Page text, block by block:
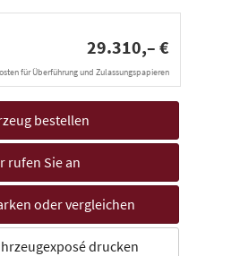
29.310,– €
für Überführung und Zulassungspapieren
bestellen
rufen Sie an
oder vergleichen
drucken